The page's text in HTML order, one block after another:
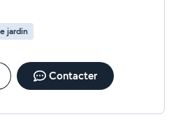
jardin
Contacter